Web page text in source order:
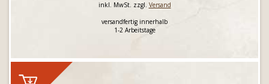
inkl. MwSt. zzgl. Versand
versandfertig innerhalb
1-2 Arbeitstage